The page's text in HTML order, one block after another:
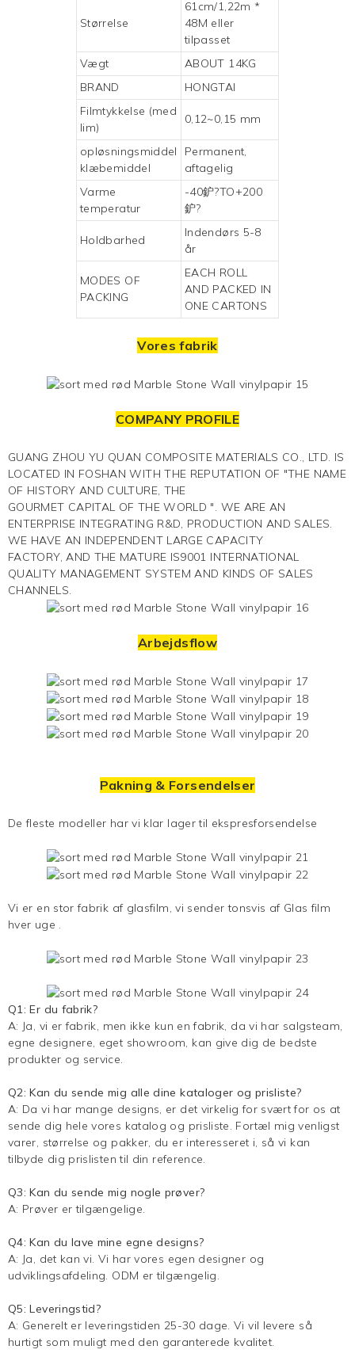
Størrelse
61cm/1,22m *
48M eller
tilpasset
Vægt
ABOUT 14KG
BRAND
HONGTAI
Filmtykkelse (med
lim)
0,12~0,15 mm
opløsningsmiddel
klæbemiddel
Permanent,
aftagelig
Varme
temperatur
-40鈩?TO+200
鈩?
Holdbarhed
Indendørs 5-8
år
MODES OF
PACKING
EACH ROLL
AND PACKED IN
ONE CARTONS
Vores fabrik
COMPANY PROFILE
GUANG ZHOU YU QUAN COMPOSITE MATERIALS CO., LTD. IS
LOCATED IN FOSHAN WITH THE REPUTATION OF "THE NAME
OF HISTORY AND CULTURE, THE
GOURMET CAPITAL OF THE WORLD ". WE ARE AN
ENTERPRISE INTEGRATING R&D, PRODUCTION AND SALES.
WE HAVE AN INDEPENDENT LARGE CAPACITY
FACTORY, AND THE MATURE IS9001 INTERNATIONAL
QUALITY MANAGEMENT SYSTEM AND KINDS OF SALES
CHANNELS.
Arbejdsflow
Pakning & Forsendelser
De fleste modeller har vi klar lager til ekspresforsendelse
Vi er en stor fabrik af glasfilm, vi sender tonsvis af Glas film
hver uge .
Q1: Er du fabrik?
A: Ja, vi er fabrik, men ikke kun en fabrik, da vi har salgsteam,
egne designere, eget showroom, kan give dig de bedste
produkter og service.
Q2: Kan du sende mig alle dine kataloger og prisliste?
A: Da vi har mange designs, er det virkelig for svært for os at
sende dig hele vores katalog og prisliste. Fortæl mig venligst
varer, størrelse og pakker, du er interesseret i, så vi kan
tilbyde dig prislisten til din reference.
Q3: Kan du sende mig nogle prøver?
A: Prøver er tilgængelige.
Q4: Kan du lave mine egne designs?
A: Ja, det kan vi. Vi har vores egen designer og
udviklingsafdeling. ODM er tilgængelig.
Q5: Leveringstid?
A: Generelt er leveringstiden 25-30 dage. Vi vil levere så
hurtigt som muligt med den garanterede kvalitet.